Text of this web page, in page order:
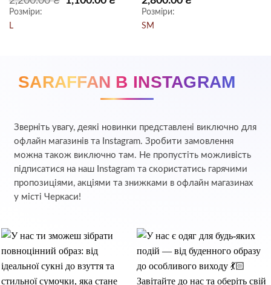
5з 5
ціна:
1,100.00 ₴.
Розміри:
L
5з 5
Розміри:
S M
SARAFFAN В INSTAGRAM
Зверніть увагу, деякі новинки представлені виключно для
офлайн магазинів та Instagram. Зробити замовлення
можна також виключно там. Не пропустіть можливість
підписатися на наш Instagram та скористатись гарячими
пропозиціями, акціями та знижками в офлайн магазинах
у місті Черкаси!